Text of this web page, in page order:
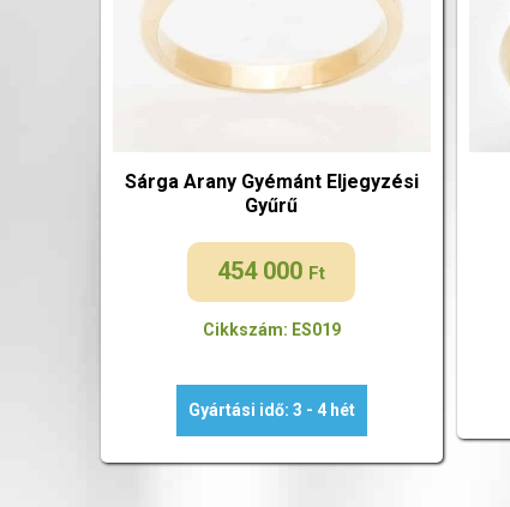
Sárga Arany Gyémánt Eljegyzési
Gyűrű
454 000 Ft
Cikkszám: ES019
Gyártási idő: 3 - 4 hét